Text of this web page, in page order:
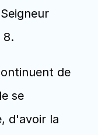
8.
de
se
d'avoir la